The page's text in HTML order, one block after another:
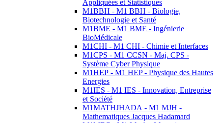
Appliquées et Statistiques
M1BBH - M1 BBH - Biologie,
Biotechnologie et Santé
M1BME - M1 BME - Ingénierie
BioMédicale
M1CHI - M1 CHI - Chimie et Interfaces
M1CPS - M1 CCSN - Maj. CPS -
Système Cyber Physique
M1HEP - M1 HEP - Physique des Hautes
Energies
M1IES - M1 IES - Innovation, Entreprise
et Société
M1MATHJHADA - M1 MJH -
Mathematiques Jacques Hadamard